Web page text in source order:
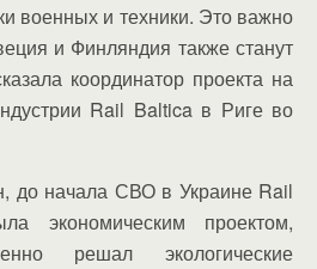
военных и техники. Это важно
и Финляндия также станут
координатор проекта на
Rail Baltica в Риге во
до начала СВО в Украине Rail
экономическим проектом,
решал экологические